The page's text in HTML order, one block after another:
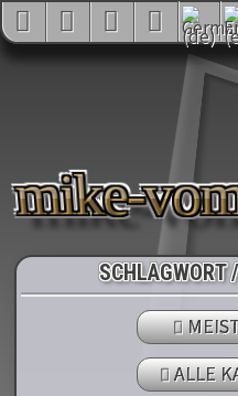
mike-
SCHLAGWORT
ALLE